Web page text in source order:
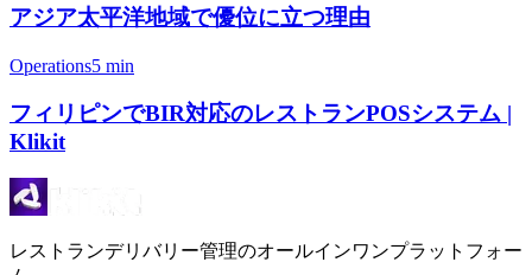
アジア太平洋地域で優位に立つ理由
Operations5 min
フィリピンでBIR対応のレストランPOSシステム |
Klikit
レストランデリバリー管理のオールインワンプラットフォー